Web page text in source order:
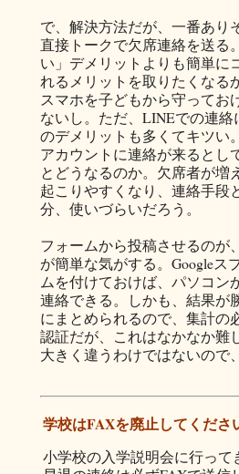
で、解決方法だが、一番あり
直接トークで欠席連絡を送る
い」デメリットよりも簡単に
れるメリットを取りたくなる
スマホを子どもから守ってお
ないし。ただ、LINEでの連
のデメリットも多くてキツい
アカウントに連絡が来るとし
とどうなるのか。欠席者が増
起こりやすくなり、連絡手段
分、使いづらいだろう。
フォームから投稿させるのが
が簡単な気がする。Googleス
ムを付けておけば、パソコン
連絡できる。しかも、結果が
にまとめられるので、集計の
認証だが、これはなかなか難
大きく違うわけではないので
学校はFAXを廃止してくださ
小学校の入学説明会に行っ